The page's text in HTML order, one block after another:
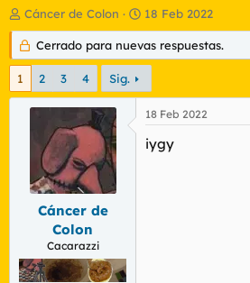
I
n
i
c
a
d
a
Cáncer de Colon
F
e
c
h
d
e
i
n
18 Feb 2022
Cerrado para nuevas respuestas.
1 2 3 4 Sig.
Cáncer de
Colon
Cacarazzi
18 Feb 2022
iygy